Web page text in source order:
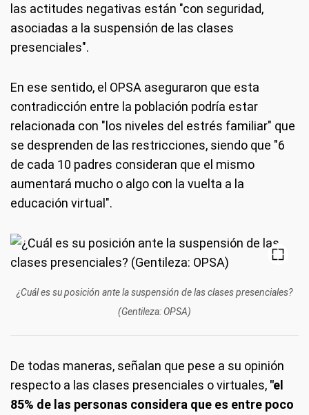
las actitudes negativas están "con seguridad,
asociadas a la suspensión de las clases
presenciales".
En ese sentido, el OPSA aseguraron que esta
contradicción entre la población podría estar
relacionada con "los niveles del estrés familiar" que
se desprenden de las restricciones, siendo que "6
de cada 10 padres consideran que el mismo
aumentará mucho o algo con la vuelta a la
educación virtual".
¿Cuál es su posición ante la suspensión de las clases presenciales?
(Gentileza: OPSA)
De todas maneras, señalan que pese a su opinión
respecto a las clases presenciales o virtuales, "el
85% de las personas considera que es entre poco